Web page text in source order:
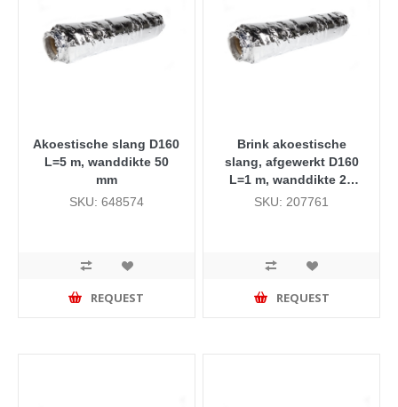
Akoestische slang D160
L=5 m, wanddikte 50
mm
SKU: 648574
REQUEST
Brink akoestische
slang, afgewerkt D160
L=1 m, wanddikte 25
mm
SKU: 207761
REQUEST